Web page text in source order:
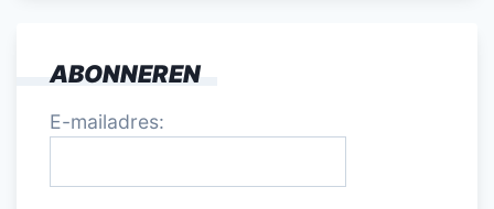
ABONNEREN
E-mailadres: